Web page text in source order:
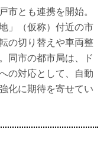
市とも連携を開始。
」（仮称）付近の市
の切り替えや車両整
同市の都市局は、ド
の対応として、自動
化に期待を寄せてい